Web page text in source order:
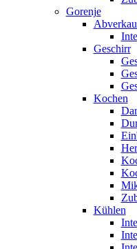
Gorenje
Geschirr
Kochen
Kühlen